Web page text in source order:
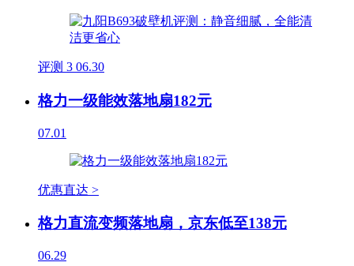
评测 3 06.30
格力一级能效落地扇182元
07.01
优惠直达 >
格力直流变频落地扇，京东低至138元
06.29